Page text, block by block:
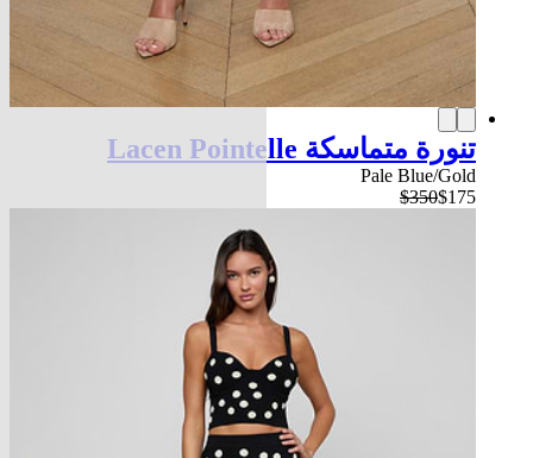
تنورة متماسكة Lacen Pointelle
Pale Blue/Gold
$350$175